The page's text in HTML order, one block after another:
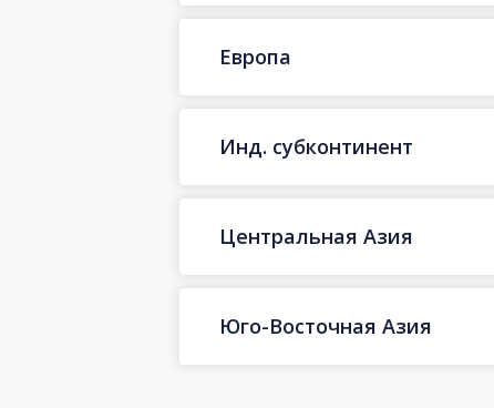
Европа
Инд. субконтинент
Центральная Азия
Юго-Восточная Азия